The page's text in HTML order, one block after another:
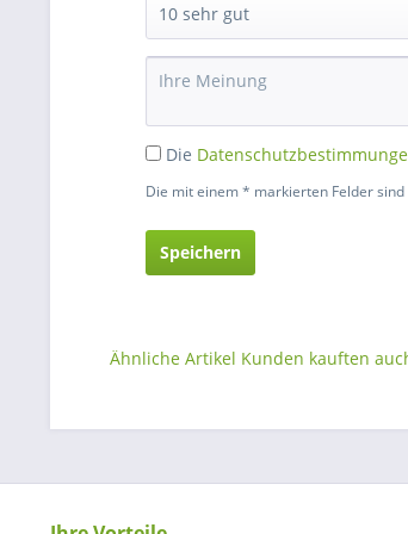
Die
Die mit einem * markierten Felder
Speichern
Ähnliche Artikel Kunden kauften